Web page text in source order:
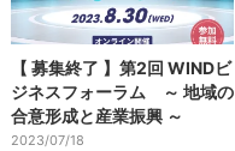
【 募集終了 】第2回 WINDビ
ジネスフォーラム ～ 地域の
合意形成と産業振興 ～
2023/07/18